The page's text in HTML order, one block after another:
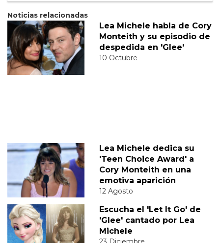
Noticias relacionadas
Lea Michele habla de Cory
Monteith y su episodio de
despedida en 'Glee'
10 Octubre
Lea Michele dedica su
'Teen Choice Award' a
Cory Monteith en una
emotiva aparición
12 Agosto
Escucha el 'Let It Go' de
'Glee' cantado por Lea
Michele